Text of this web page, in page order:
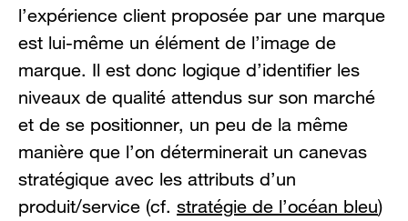
l’expérience client proposée par une marque
est lui-même un élément de l’image de
marque. Il est donc logique d’identifier les
niveaux de qualité attendus sur son marché
et de se positionner, un peu de la même
manière que l’on déterminerait un canevas
stratégique avec les attributs d’un
produit/service (cf. stratégie de l’océan bleu)